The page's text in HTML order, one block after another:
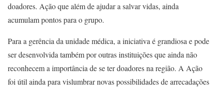
doadores. Ação que além de ajudar a salvar vidas, ainda
acumulam pontos para o grupo.
Para a gerência da unidade médica, a iniciativa é grandiosa e pode
ser desenvolvida também por outras instituições que ainda não
reconhecem a importância de se ter doadores na região. A Ação
foi útil ainda para vislumbrar novas possibilidades de arrecadações